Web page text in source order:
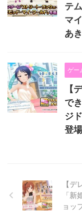
テ
マ
あ
ゲー
【
で
ジ
登場
【
「
ョッ